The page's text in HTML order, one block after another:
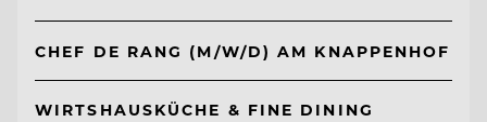
CHEF DE RANG (M/W/D) AM KNAPPENHOF
WIRTSHAUSKÜCHE & FINE DINING